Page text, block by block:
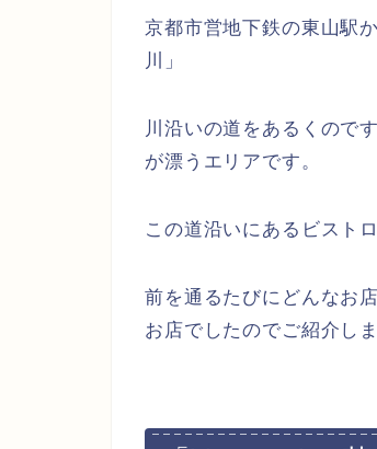
京都市営地下鉄の東山駅
川」
川沿いの道をあるくので
が漂うエリアです。
この道沿いにあるビスト
前を通るたびにどんなお
お店でしたのでご紹介しま